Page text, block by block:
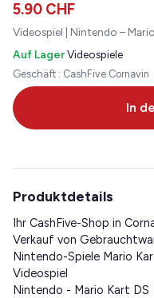
5.90 CHF
Videospiel | Nintendo –
Auf LagerVideospiele
Geschäft : CashFive Cornavin
In
Produktdetails
Ihr CashFive-Shop in
Verkauf von
Nintendo-Spiele Mario
Videospiel
Nintendo - Mario Kart DS